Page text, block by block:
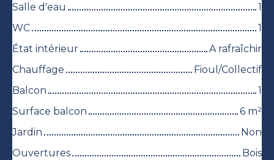
Salle d'eau
1
WC
1
État intérieur
A rafraîchir
Chauffage
Fioul/Collectif
Balcon
1
Surface balcon
6 m²
Jardin
Non
Ouvertures
Bois